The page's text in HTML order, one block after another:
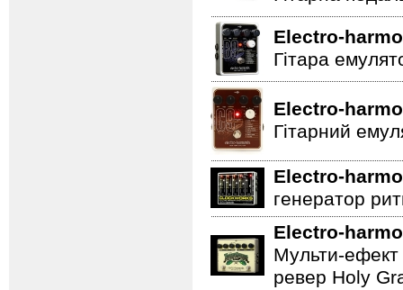
Electro-
Гітара
Electro-
Гітарний
Electro-
генератор
Electro-
Мульти-ефект
ревер Holy